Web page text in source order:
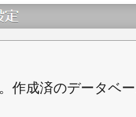
作成済のデータベ